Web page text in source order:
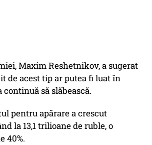
Maxim Reshetnikov, a sugerat
de acest tip ar putea fi luat în
să slăbească.
pentru apărare a crescut
la 13,1 trilioane de ruble, o
40%.